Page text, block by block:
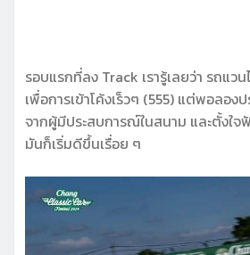
รอบแรกที่ลง Track เรารู้เลยว่า รถแว
เพื่อการเข้าโค้งเร็วๆ (555) แต่พอลอง
จากผู้มีประสบการณ์ในสนาม และตั้งใจ
มันก็เริ่มดีขึ้นเรื่อย ๆ